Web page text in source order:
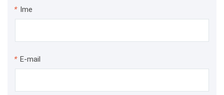
* Ime
* E-mail